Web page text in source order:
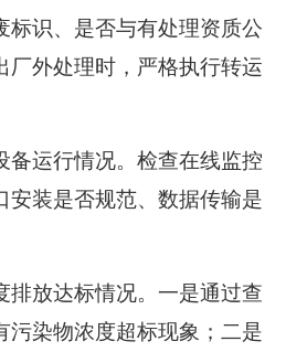
标识、是否与有处理资质公
厂外处理时，严格执行转运
备运行情况。检查在线监控
安装是否规范、数据传输是
排放达标情况。一是通过查
污染物浓度超标现象；二是